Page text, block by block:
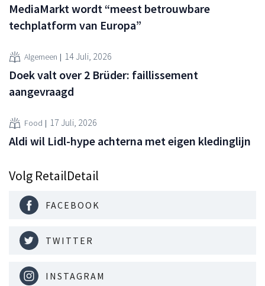
MediaMarkt wordt “meest betrouwbare
techplatform van Europa”
Algemeen 14 Juli, 2026
Doek valt over 2 Brüder: faillissement
aangevraagd
Food 17 Juli, 2026
Aldi wil Lidl-hype achterna met eigen kledinglijn
Volg RetailDetail
FACEBOOK
TWITTER
INSTAGRAM